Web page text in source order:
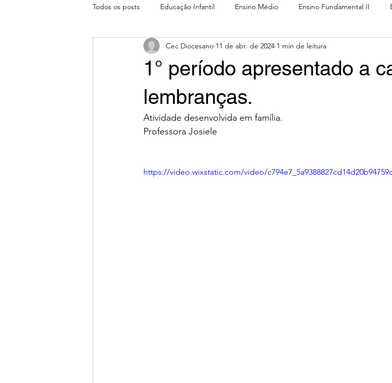
Todos os posts Educação Infantil Ensino Médio Ensino Fundamental II
1° período apresentado a
lembranças.
Cec Diocesano 11 de abr. de 2024 1 min de leitura
Atividade desenvolvida em família.
Professora Josiele
https://video.wixstatic.com/video/